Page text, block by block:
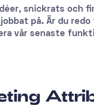
snickrats och
på. Är du
vår senaste